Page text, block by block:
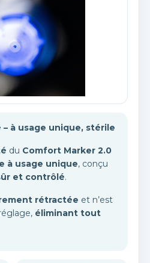
d'envies
UNE LISTE D'ENVIES
CONNEXION
à usage unique, stérile
du Comfort Marker 2.0
à usage unique, conçu
et contrôlé.
rétractée et n’est
éliminant tout